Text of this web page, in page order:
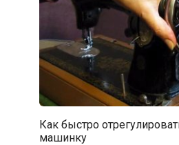
Как быстро
машинку